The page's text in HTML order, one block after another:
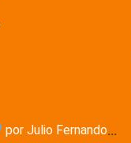
por Julio Fernando...